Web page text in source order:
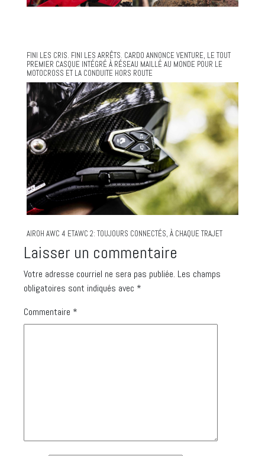
FINI LES CRIS. FINI LES ARRÊTS. CARDO ANNONCE VENTURE, LE TOUT
PREMIER CASQUE INTÉGRÉ À RÉSEAU MAILLÉ AU MONDE POUR LE
MOTOCROSS ET LA CONDUITE HORS ROUTE
AIROH AWC 4 ETAWC 2: TOUJOURS CONNECTÉS, À CHAQUE TRAJET
Laisser un commentaire
Votre adresse courriel ne sera pas publiée. Les champs
obligatoires sont indiqués avec *
Commentaire *